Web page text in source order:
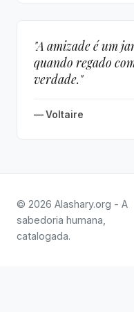
"A amizade é um
quando regado
verdade."
— Voltaire
© 2026 Alashary.org - A
sabedoria humana,
catalogada.